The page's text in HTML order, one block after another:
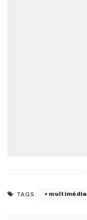
TAGS: multimédia